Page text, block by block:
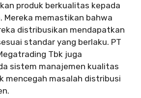
produk berkualitas kepada
Mereka memastikan bahwa
distribusikan mendapatkan
standar yang berlaku. PT
Tbk juga
sistem manajemen kualitas
mencegah masalah distribusi